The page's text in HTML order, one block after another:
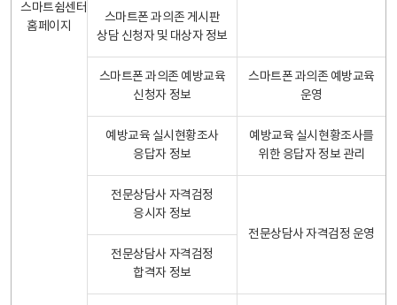
스마트쉼센터
홈페이지
스마트폰 과의존 게시판
상담 신청자 및 대상자 정보
스마트폰 과의존 예방교육
신청자 정보
스마트폰 과의존 예방교육
운영
예방교육 실시현황조사
응답자 정보
예방교육 실시현황조사를
위한 응답자 정보 관리
전문상담사 자격검정
응시자 정보
전문상담사 자격검정 운영
전문상담사 자격검정
합격자 정보